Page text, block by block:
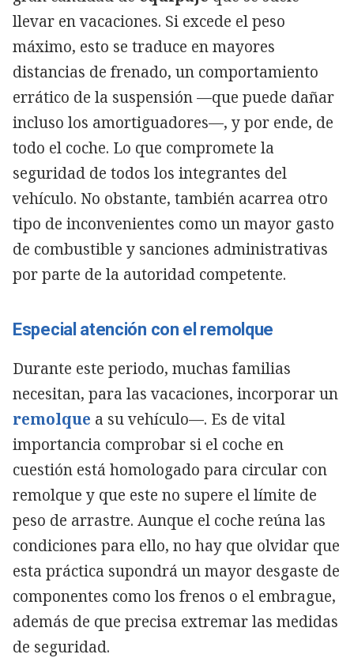
llevar en vacaciones. Si excede el peso
máximo, esto se traduce en mayores
distancias de frenado, un comportamiento
errático de la suspensión —que puede dañar
incluso los amortiguadores—, y por ende, de
todo el coche. Lo que compromete la
seguridad de todos los integrantes del
vehículo. No obstante, también acarrea otro
tipo de inconvenientes como un mayor gasto
de combustible y sanciones administrativas
por parte de la autoridad competente.
Especial atención con el remolque
Durante este periodo, muchas familias
necesitan, para las vacaciones, incorporar un
remolque a su vehículo—. Es de vital
importancia comprobar si el coche en
cuestión está homologado para circular con
remolque y que este no supere el límite de
peso de arrastre. Aunque el coche reúna las
condiciones para ello, no hay que olvidar que
esta práctica supondrá un mayor desgaste de
componentes como los frenos o el embrague,
además de que precisa extremar las medidas
de seguridad.